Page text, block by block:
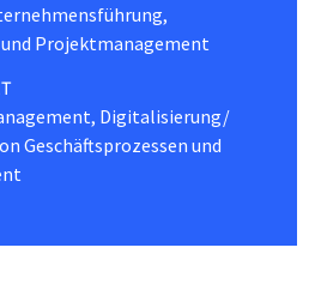
Projektmanagement
Digitalisierung/
Geschäftsprozessen und